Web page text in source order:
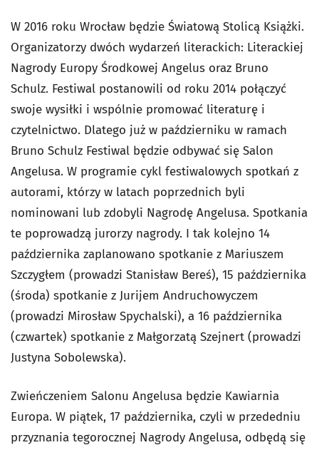
W 2016 roku Wrocław będzie Światową Stolicą Książki.
Organizatorzy dwóch wydarzeń literackich: Literackiej
Nagrody Europy Środkowej Angelus oraz Bruno
Schulz. Festiwal postanowili od roku 2014 połączyć
swoje wysiłki i wspólnie promować literaturę i
czytelnictwo. Dlatego już w październiku w ramach
Bruno Schulz Festiwal będzie odbywać się Salon
Angelusa. W programie cykl festiwalowych spotkań z
autorami, którzy w latach poprzednich byli
nominowani lub zdobyli Nagrodę Angelusa. Spotkania
te poprowadzą jurorzy nagrody. I tak kolejno 14
października zaplanowano spotkanie z Mariuszem
Szczygłem (prowadzi Stanisław Bereś), 15 października
(środa) spotkanie z Jurijem Andruchowyczem
(prowadzi Mirosław Spychalski), a 16 października
(czwartek) spotkanie z Małgorzatą Szejnert (prowadzi
Justyna Sobolewska).
Zwieńczeniem Salonu Angelusa będzie Kawiarnia
Europa. W piątek, 17 października, czyli w przededniu
przyznania tegorocznej Nagrody Angelusa, odbędą się